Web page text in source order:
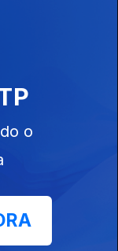
18 jan. 2026
o